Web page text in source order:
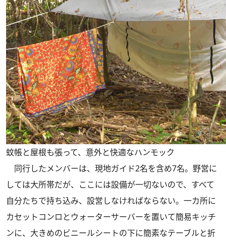
蚊帳と屋根も張って、意外と快適なハンモック
同行したメンバーは、現地ガイド2名を含め7名。野営に
しては大所帯だが、ここには設備が一切ないので、すべて
自分たちで持ち込み、設営しなければならない。一カ所に
カセットコンロとウォーターサーバーを置いて簡易キッチ
ンに、大きめのビニールシートの下に簡素なテーブルと折